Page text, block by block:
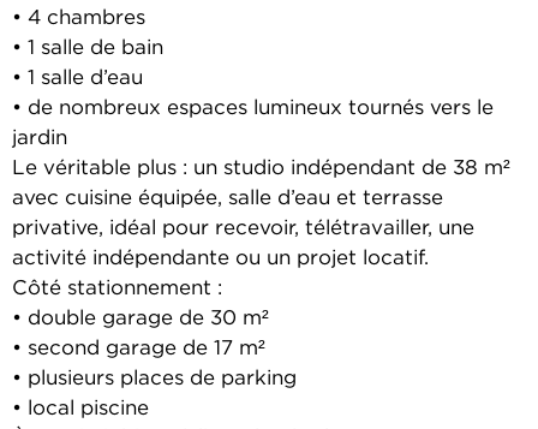
• 4 chambres
• 1 salle de bain
• 1 salle d’eau
• de nombreux espaces lumineux tournés vers le
jardin
Le véritable plus : un studio indépendant de 38 m²
avec cuisine équipée, salle d’eau et terrasse
privative, idéal pour recevoir, télétravailler, une
activité indépendante ou un projet locatif.
Côté stationnement :
• double garage de 30 m²
• second garage de 17 m²
• plusieurs places de parking
• local piscine